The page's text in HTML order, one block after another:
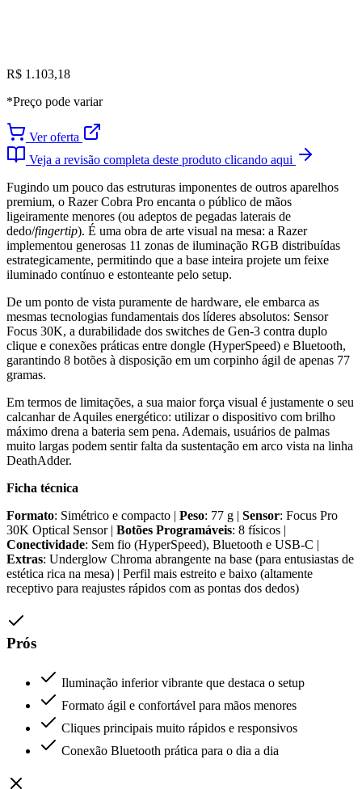
R$ 1.103,18
*Preço pode variar
Ver oferta
Veja a revisão completa deste produto clicando aqui
Fugindo um pouco das estruturas imponentes de outros aparelhos
premium, o Razer Cobra Pro encanta o público de mãos
ligeiramente menores (ou adeptos de pegadas laterais de
dedo/fingertip). É uma obra de arte visual na mesa: a Razer
implementou generosas 11 zonas de iluminação RGB distribuídas
estrategicamente, permitindo que a base inteira projete um feixe
iluminado contínuo e estonteante pelo setup.
De um ponto de vista puramente de hardware, ele embarca as
mesmas tecnologias fundamentais dos líderes absolutos: Sensor
Focus 30K, a durabilidade dos switches de Gen-3 contra duplo
clique e conexões práticas entre dongle (HyperSpeed) e Bluetooth,
garantindo 8 botões à disposição em um corpinho ágil de apenas 77
gramas.
Em termos de limitações, a sua maior força visual é justamente o seu
calcanhar de Aquiles energético: utilizar o dispositivo com brilho
máximo drena a bateria sem pena. Ademais, usuários de palmas
muito largas podem sentir falta da sustentação em arco vista na linha
DeathAdder.
Ficha técnica
Formato: Simétrico e compacto | Peso: 77 g | Sensor: Focus Pro
30K Optical Sensor | Botões Programáveis: 8 físicos |
Conectividade: Sem fio (HyperSpeed), Bluetooth e USB-C |
Extras: Underglow Chroma abrangente na base (para entusiastas de
estética rica na mesa) | Perfil mais estreito e baixo (altamente
receptivo para reajustes rápidos com as pontas dos dedos)
Prós
Iluminação inferior vibrante que destaca o setup
Formato ágil e confortável para mãos menores
Cliques principais muito rápidos e responsivos
Conexão Bluetooth prática para o dia a dia